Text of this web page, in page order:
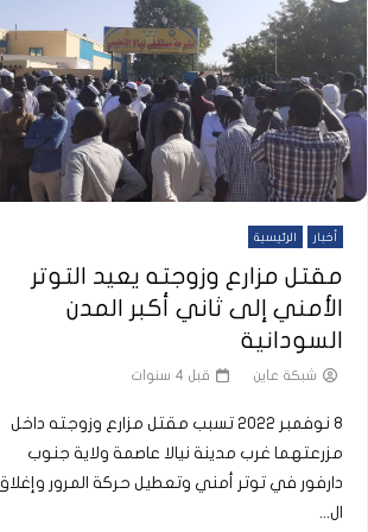
شاهد
عملتان وتطبيق مصرفي واحد.. كيف
تشظى النظام المصرفي في حرب
السودان؟
تصدر
ديون
شاهد
عملتان وتطبيق مصرفي واحد.. كيف
تشظى النظام المصرفي في حرب
السودان؟
على
أخبار الرئيسية
مقتل مزارع وزوجته يعيد التوتر
الأمني إلى ثاني أكبر المدن
السودانية
شبكة عاين قبل 4 سنوات
8 نوفمبر 2022 تسبب مقتل مزارع وزوجته داخل
مزرعتهما غرب مدينة نيالا عاصمة ولاية جنوب
دارفور في توتر أمني وتعطيل حركة المرور
ال...